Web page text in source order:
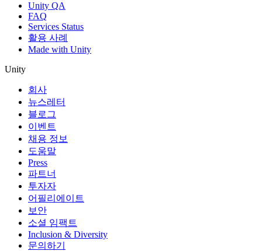
Unity QA
FAQ
Services Status
활용 사례
Made with Unity
Unity
회사
뉴스레터
블로그
이벤트
채용 정보
도움말
Press
파트너
투자자
어필리에이트
보안
소셜 임팩트
Inclusion & Diversity
문의하기